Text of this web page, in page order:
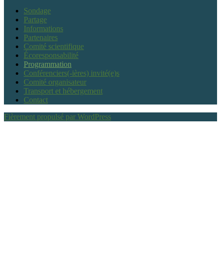
Sondage
Partage
Informations
Partenaires
Comité scientifique
Écoresponsabilité
Programmation
Conférenciers(-ières) invité(e)s
Comité organisateur
Transport et hébergement
Contact
Fièrement propulsé par WordPress